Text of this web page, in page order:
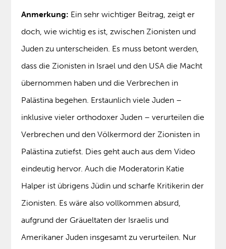
Anmerkung: Ein sehr wichtiger Beitrag, zeigt er
doch, wie wichtig es ist, zwischen Zionisten und
Juden zu unterscheiden. Es muss betont werden,
dass die Zionisten in Israel und den USA die Macht
übernommen haben und die Verbrechen in
Palästina begehen. Erstaunlich viele Juden –
inklusive vieler orthodoxer Juden – verurteilen die
Verbrechen und den Völkermord der Zionisten in
Palästina zutiefst. Dies geht auch aus dem Video
eindeutig hervor. Auch die Moderatorin Katie
Halper ist übrigens Jüdin und scharfe Kritikerin der
Zionisten. Es wäre also vollkommen absurd,
aufgrund der Gräueltaten der Israelis und
Amerikaner Juden insgesamt zu verurteilen. Nur